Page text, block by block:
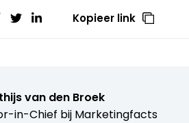
Kopieer link
van den Broek
in-Chief bij Marketingfacts